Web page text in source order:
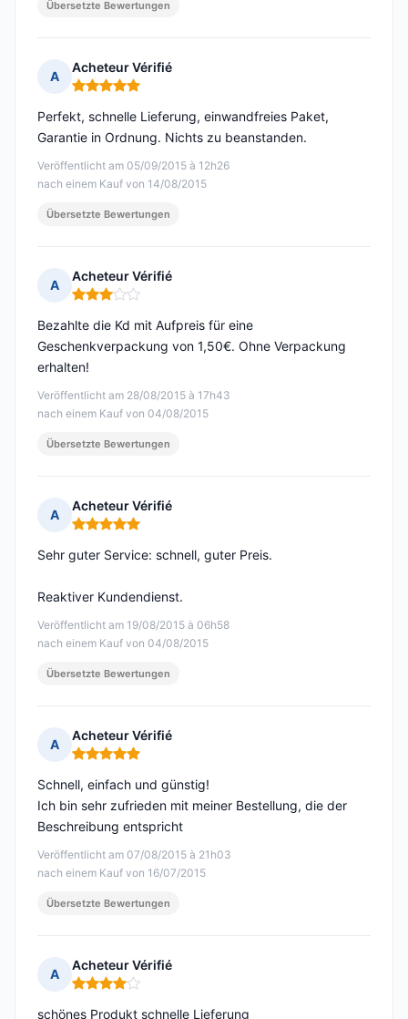
Übersetzte Bewertungen
A
Acheteur Vérifié
Hinweis: 5 von 5
Veröffentlicht am 05/09/2015 à 12h26
nach einem Kauf von 14/08/2015
Perfekt, schnelle Lieferung, einwandfreies Paket,
Garantie in Ordnung. Nichts zu beanstanden.
Übersetzte Bewertungen
A
Acheteur Vérifié
Hinweis: 3 von 5
Veröffentlicht am 28/08/2015 à 17h43
nach einem Kauf von 04/08/2015
Bezahlte die Kd mit Aufpreis für eine
Geschenkverpackung von 1,50€. Ohne Verpackung
erhalten!
Übersetzte Bewertungen
A
Acheteur Vérifié
Hinweis: 5 von 5
Veröffentlicht am 19/08/2015 à 06h58
nach einem Kauf von 04/08/2015
Sehr guter Service: schnell, guter Preis.
Reaktiver Kundendienst.
Übersetzte Bewertungen
A
Acheteur Vérifié
Hinweis: 5 von 5
Veröffentlicht am 07/08/2015 à 21h03
nach einem Kauf von 16/07/2015
Schnell, einfach und günstig!
Ich bin sehr zufrieden mit meiner Bestellung, die der
Beschreibung entspricht
Übersetzte Bewertungen
A
Acheteur Vérifié
Hinweis: 4 von 5
schönes Produkt schnelle Lieferung